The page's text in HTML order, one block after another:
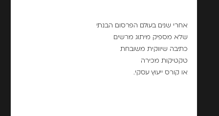
אחרי שנים בעולם הפרסום הבנתי
שלא מספיק מיתוג מרשים
כתיבה שיווקית משובחת
טקטיקות מכירה
או קורס ייעוץ עסקי.